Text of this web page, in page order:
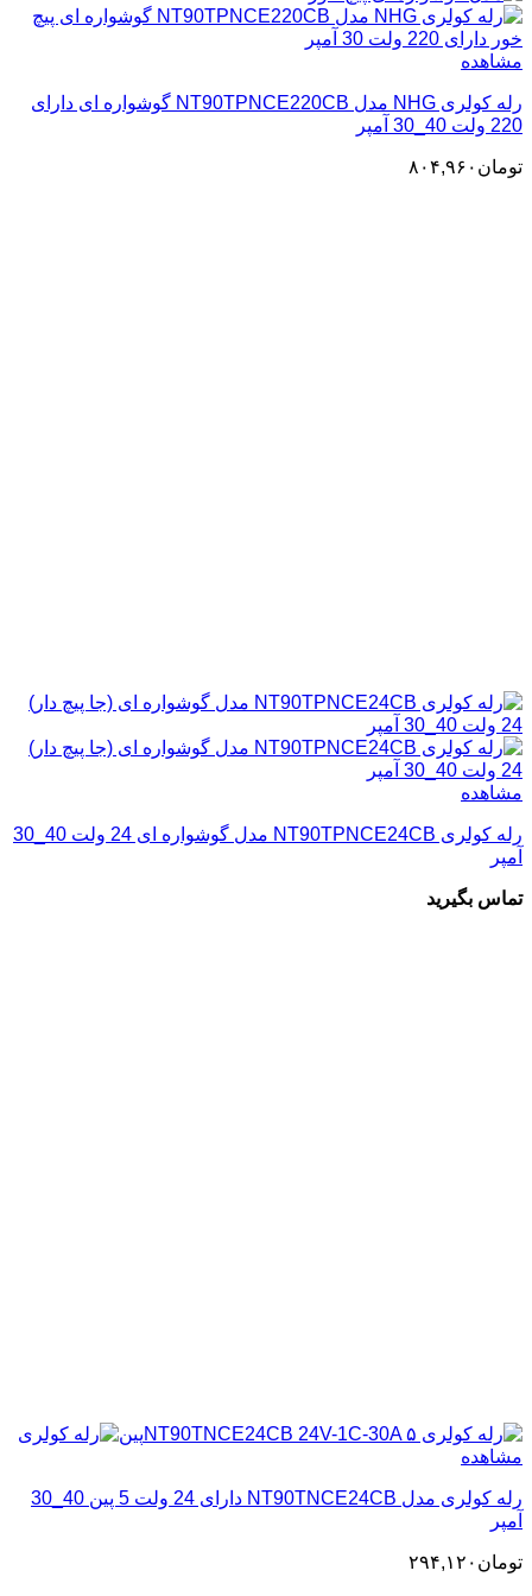
مشاهده
رله کولری NHG مدل NT90TPNCE220CB گوشواره ای دارای
220 ولت 40_30 آمپر
تومان ۸۰۴,۹۶۰
مشاهده
رله کولری NT90TPNCE24CB مدل گوشواره ای 24 ولت 40_30
آمپر
تماس بگیرید
مشاهده
رله کولری مدل NT90TNCE24CB دارای 24 ولت 5 پین 40_30
آمپر
تومان ۲۹۴,۱۲۰